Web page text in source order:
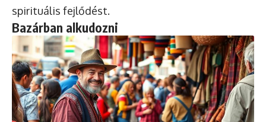
spirituális fejlődést.
Bazárban alkudozni